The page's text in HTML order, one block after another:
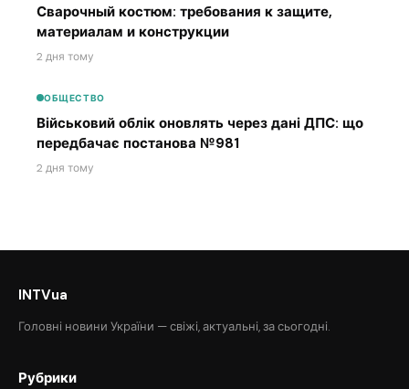
Сварочный костюм: требования к защите,
материалам и конструкции
2 дня тому
ОБЩЕСТВО
Військовий облік оновлять через дані ДПС: що
передбачає постанова №981
2 дня тому
INTVua
Головні новини України — свіжі, актуальні, за сьогодні.
Рубрики